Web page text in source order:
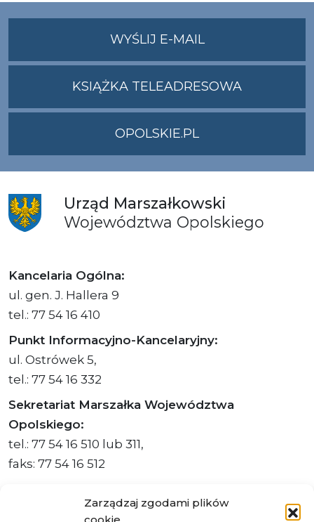
Zarządzaj zgodami plików
WYŚLIJ E-MAILNA
ADRES
KSIĄŻKA TELEADRESOWA
OPOLSKIE.PL
Urząd Marszałkowski
Województwa Opolskiego
Kancelaria Ogólna:
ul. gen. J. Hallera 9
tel.: 77 54 16 410
Punkt Informacyjno-Kancelaryjny:
ul. Ostrówek 5,
tel.: 77 54 16 332
Sekretariat Marszałka Województwa
Opolskiego:
tel.: 77 54 16 510 lub 311,
faks: 77 54 16 512